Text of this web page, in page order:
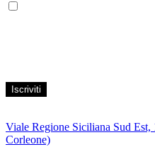
Viale Regione Siciliana Sud
Corleone)